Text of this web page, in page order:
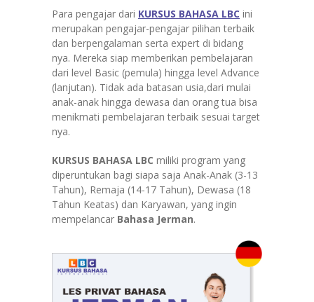
Para pengajar dari KURSUS BAHASA LBC ini
merupakan pengajar-pengajar pilihan terbaik
dan berpengalaman serta expert di bidang
nya. Mereka siap memberikan pembelajaran
dari level Basic (pemula) hingga level Advance
(lanjutan). Tidak ada batasan usia,dari mulai
anak-anak hingga dewasa dan orang tua bisa
menikmati pembelajaran terbaik sesuai target
nya.
KURSUS BAHASA LBC miliki program yang
diperuntukan bagi siapa saja Anak-Anak (3-13
Tahun), Remaja (14-17 Tahun), Dewasa (18
Tahun Keatas) dan Karyawan, yang ingin
mempelancar Bahasa Jerman.